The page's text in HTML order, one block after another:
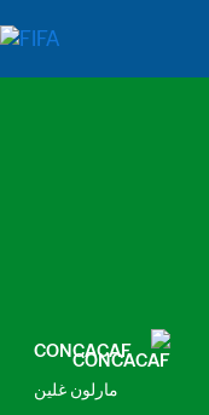
CONCACAF
مارلون غلين